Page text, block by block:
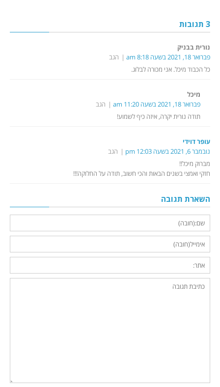
3 תגובות
נורית בבניק
פברואר 18, 2021 בשעה 8:18 am
הגב
כל הכבוד מיכל. אני מכורה לבלוג.
מיכל
פברואר 18, 2021 בשעה 11:20 am
הגב
תודה נורית יקרה, איזה כיף לשמוע!
עופר דוידי
נובמבר 6, 2021 בשעה 12:03 pm
הגב
מברוק מיכל!!
חזקי ואמצי בשנים הבאות והכי חשוב, תודה על החלוקה!!!
השארת תגובה